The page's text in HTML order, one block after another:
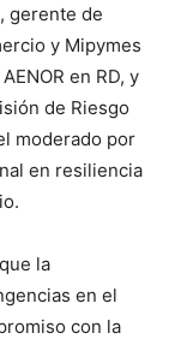
, gerente de
y Mipymes
en RD, y
de Riesgo
moderado por
en resiliencia
la
en el
con la